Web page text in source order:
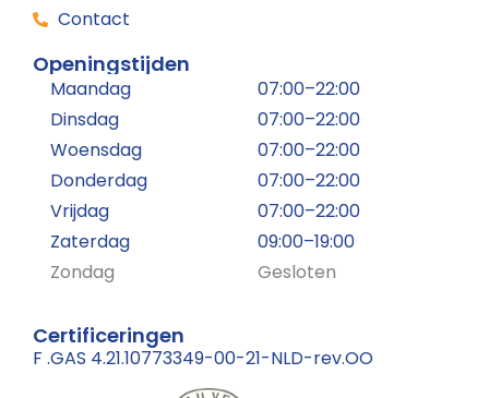
Contact
Openingstijden
Maandag
07:00–22:00
Dinsdag
07:00–22:00
Woensdag
07:00–22:00
Donderdag
07:00–22:00
Vrijdag
07:00–22:00
Zaterdag
09:00–19:00
Zondag
Gesloten
Certificeringen
F .GAS 4.21.10773349-00-21-NLD-rev.OO